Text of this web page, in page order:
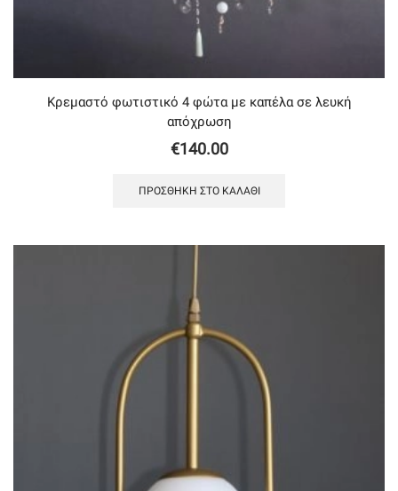
Κρεμαστό φωτιστικό 4 φώτα με καπέλα σε λευκή
απόχρωση
€140.00
ΠΡΟΣΘΉΚΗ ΣΤΟ ΚΑΛΆΘΙ